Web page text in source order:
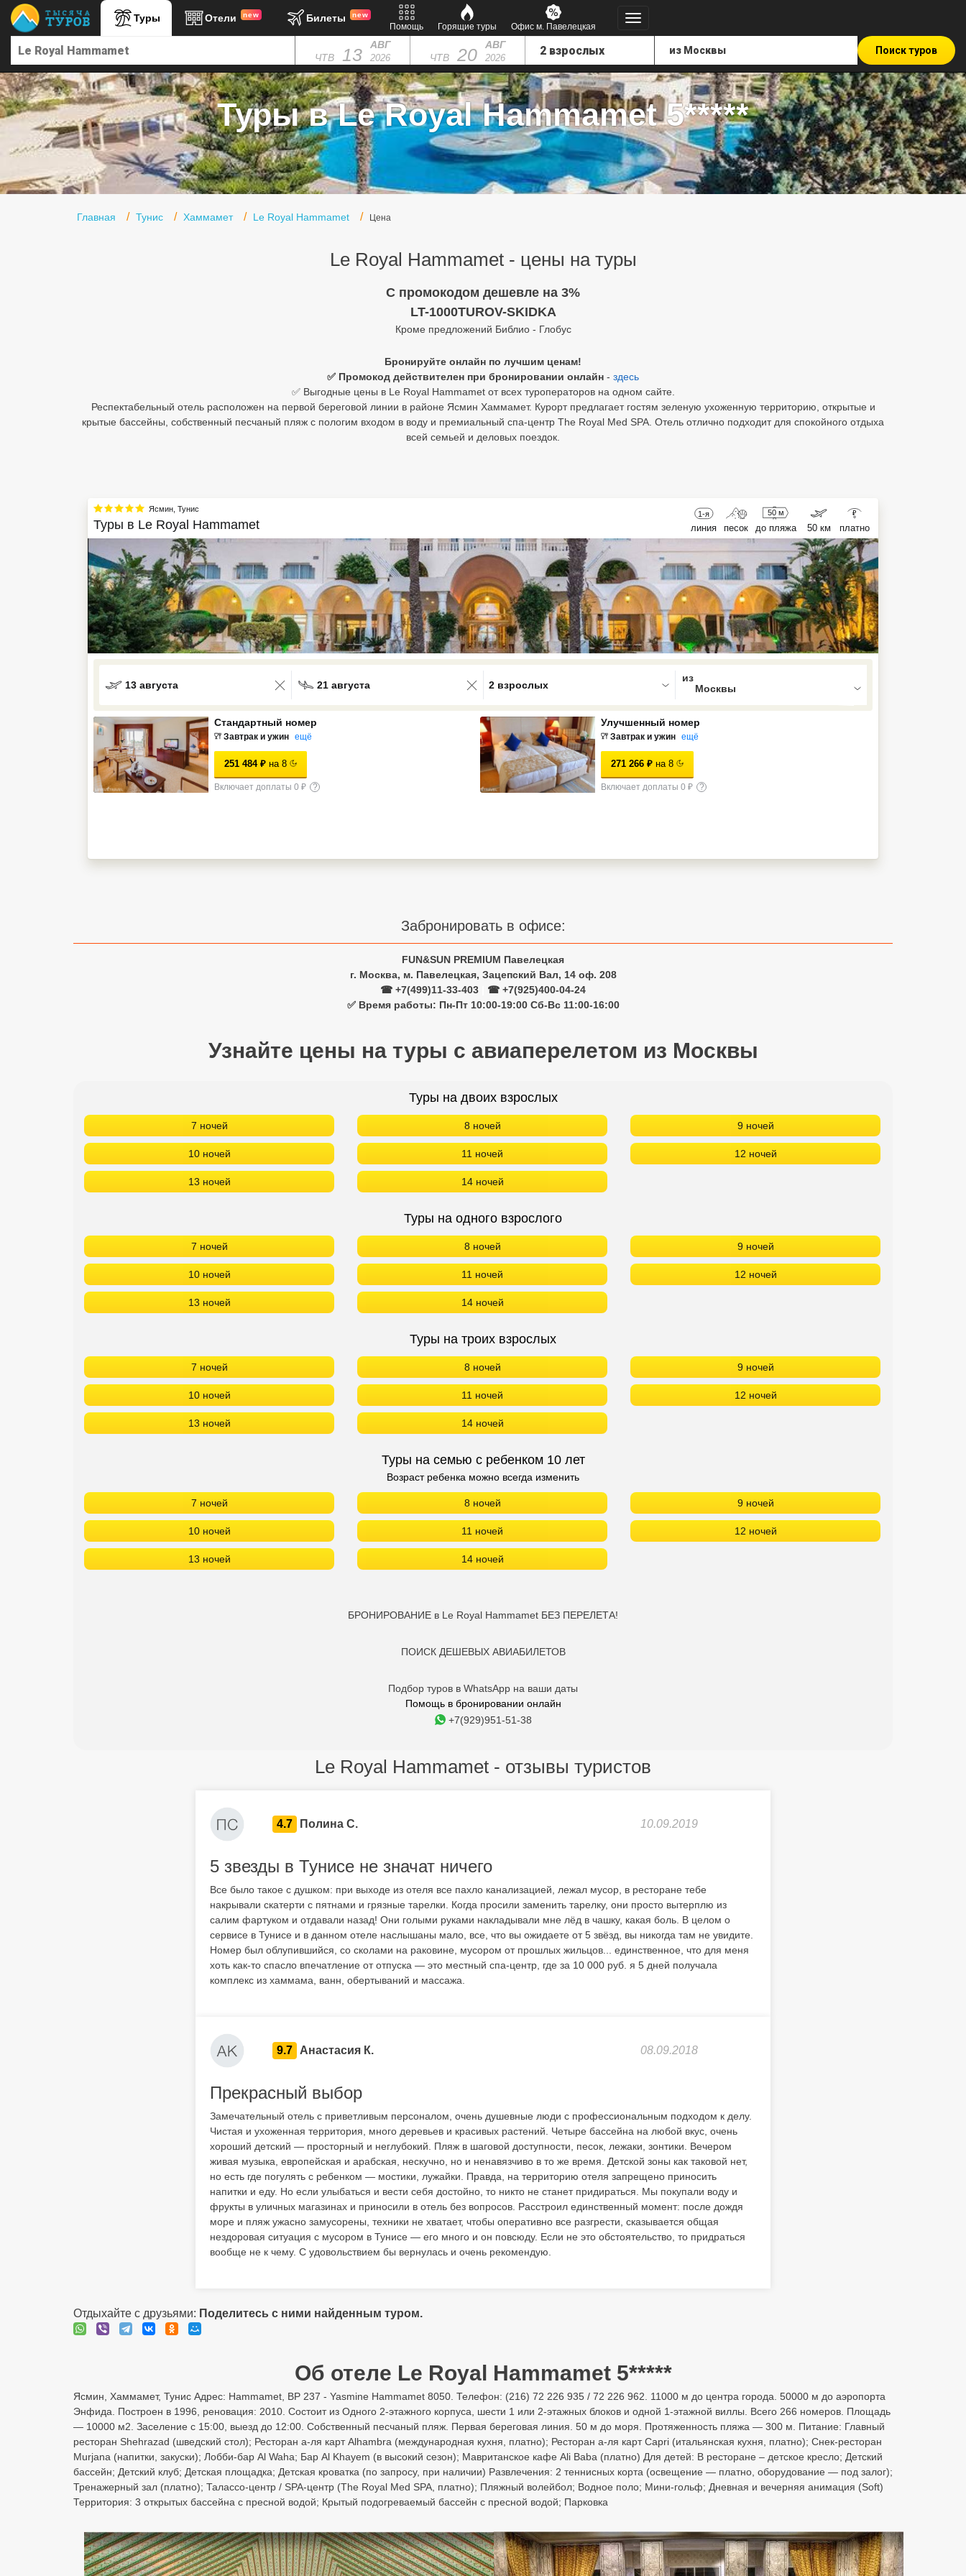
Туры Отели new Билеты new
Помощь Горящие туры Офис м. Павелецкая
ЧТВ 13 АВГ
2026 ЧТВ 20 АВГ
2026
Поиск туров
Туры в Le Royal Hammamet 5*****
Главная Тунис Хаммамет Le Royal Hammamet Цена
Le Royal Hammamet - цены на туры
C промокодом дешевле на 3%
LT-1000TUROV-SKIDKA
Кроме предложений Библио - Глобус
Бронируйте онлайн по лучшим ценам!
✅ Промокод действителен при бронировании онлайн - здесь
✅ Выгодные цены в Le Royal Hammamet от всех туроператоров на одном сайте.
Респектабельный отель расположен на первой береговой линии в районе Ясмин Хаммамет. Курорт предлагает гостям зеленую ухоженную территорию, открытые и
крытые бассейны, собственный песчаный пляж с пологим входом в воду и премиальный спа-центр The Royal Med SPA. Отель отлично подходит для спокойного отдыха
всей семьей и деловых поездок.
Ясмин, Тунис
Туры в Le Royal Hammamet
1-я
линия песок
50 м
до пляжа 50 км
₽
платно
13 августа 21 августа
0 results available. Select is focused , press Down to open the menu,
2 взрослых
Стандартный номер
Завтрак и ужин ещё
251 484 ₽ на 8
Включает доплаты 0 ₽ ?
Улучшенный номер
Завтрак и ужин ещё
271 266 ₽ на 8
Включает доплаты 0 ₽ ?
Забронировать в офисе:
FUN&SUN PREMIUM Павелецкая
г. Москва, м. Павелецкая, Зацепский Вал, 14 оф. 208
☎ +7(499)11-33-403
☎ +7(925)400-04-24
✅ Время работы: Пн-Пт 10:00-19:00 Сб-Вс 11:00-16:00
Узнайте цены на туры с авиаперелетом из Москвы
Туры на двоих взрослых
7 ночей 8 ночей 9 ночей
10 ночей 11 ночей 12 ночей
13 ночей 14 ночей
Туры на одного взрослого
7 ночей 8 ночей 9 ночей
10 ночей 11 ночей 12 ночей
13 ночей 14 ночей
Туры на троих взрослых
7 ночей 8 ночей 9 ночей
10 ночей 11 ночей 12 ночей
13 ночей 14 ночей
Туры на семью с ребенком 10 лет
Возраст ребенка можно всегда изменить
7 ночей 8 ночей 9 ночей
10 ночей 11 ночей 12 ночей
13 ночей 14 ночей
БРОНИРОВАНИЕ в Le Royal Hammamet БЕЗ ПЕРЕЛЕТА!
ПОИСК ДЕШЕВЫХ АВИАБИЛЕТОВ
Подбор туров в WhatsApp на ваши даты
Помощь в бронировании онлайн
+7(929)951-51-38
Le Royal Hammamet - отзывы туристов
4.7 Полина С. 10.09.2019
5 звезды в Тунисе не значат ничего
Все было такое с душком: при выходе из отеля все пахло канализацией, лежал мусор, в ресторане тебе
накрывали скатерти с пятнами и грязные тарелки. Когда просили заменить тарелку, они просто вытерплю из
салим фартуком и отдавали назад! Они голыми руками накладывали мне лёд в чашку, какая боль. В целом о
сервисе в Тунисе и в данном отеле наслышаны мало, все, что вы ожидаете от 5 звёзд, вы никогда там не увидите.
Номер был облупившийся, со сколами на раковине, мусором от прошлых жильцов... единственное, что для меня
хоть как-то спасло впечатление от отпуска — это местный спа-центр, где за 10 000 руб. я 5 дней получала
комплекс из хаммама, ванн, обертываний и массажа.
9.7 Анастасия К. 08.09.2018
Прекрасный выбор
Замечательный отель с приветливым персоналом, очень душевные люди с профессиональным подходом к делу.
Чистая и ухоженная территория, много деревьев и красивых растений. Четыре бассейна на любой вкус, очень
хороший детский — просторный и неглубокий. Пляж в шаговой доступности, песок, лежаки, зонтики. Вечером
живая музыка, европейская и арабская, нескучно, но и ненавязчиво в то же время. Детской зоны как таковой нет,
но есть где погулять с ребенком — мостики, лужайки. Правда, на территорию отеля запрещено приносить
напитки и еду. Но если улыбаться и вести себя достойно, то никто не станет придираться. Мы покупали воду и
фрукты в уличных магазинах и приносили в отель без вопросов. Расстроил единственный момент: после дождя
море и пляж ужасно замусорены, техники не хватает, чтобы оперативно все разгрести, сказывается общая
нездоровая ситуация с мусором в Тунисе — его много и он повсюду. Если не это обстоятельство, то придраться
вообще не к чему. С удовольствием бы вернулась и очень рекомендую.
Отдыхайте с друзьями: Поделитесь с ними найденным туром.
Об отеле Le Royal Hammamet 5*****
Ясмин, Хаммамет, Тунис Адрес: Hammamet, BP 237 - Yasmine Hammamet 8050. Телефон: (216) 72 226 935 / 72 226 962. 11000 м до центра города. 50000 м до аэропорта
Энфида. Построен в 1996, реновация: 2010. Состоит из Одного 2-этажного корпуса, шести 1 или 2-этажных блоков и одной 1-этажной виллы. Всего 266 номеров. Площадь
— 10000 м2. Заселение с 15:00, выезд до 12:00. Собственный песчаный пляж. Первая береговая линия. 50 м до моря. Протяженность пляжа — 300 м. Питание: Главный
ресторан Shehrazad (шведский стол); Ресторан а-ля карт Alhambra (международная кухня, платно); Ресторан а-ля карт Capri (итальянская кухня, платно); Снек-ресторан
Murjana (напитки, закуски); Лобби-бар Al Waha; Бар Al Khayem (в высокий сезон); Мавританское кафе Ali Baba (платно) Для детей: В ресторане – детское кресло; Детский
бассейн; Детский клуб; Детская площадка; Детская кроватка (по запросу, при наличии) Развлечения: 2 теннисных корта (освещение — платно, оборудование — под залог);
Тренажерный зал (платно); Талассо-центр / SPA-центр (The Royal Med SPA, платно); Пляжный волейбол; Водное поло; Мини-гольф; Дневная и вечерняя анимация (Soft)
Территория: 3 открытых бассейна с пресной водой; Крытый подогреваемый бассейн с пресной водой; Парковка
Главная
Туры в Турцию
Туры в Египет
Туры в ОАЭ
Офис г. Москва
Большой Сочи
VIP отели 5 звезд
ТОП 10 лучших отелей 5*
ТОП 10 недорогих отелей
Сетевые отели Сейшел
Сетевые отели Маврикия